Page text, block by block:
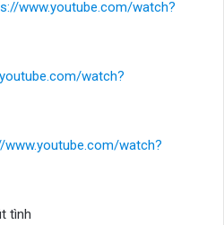
www.youtube.com/watch?
watch?
www.youtube.com/watch?
tình